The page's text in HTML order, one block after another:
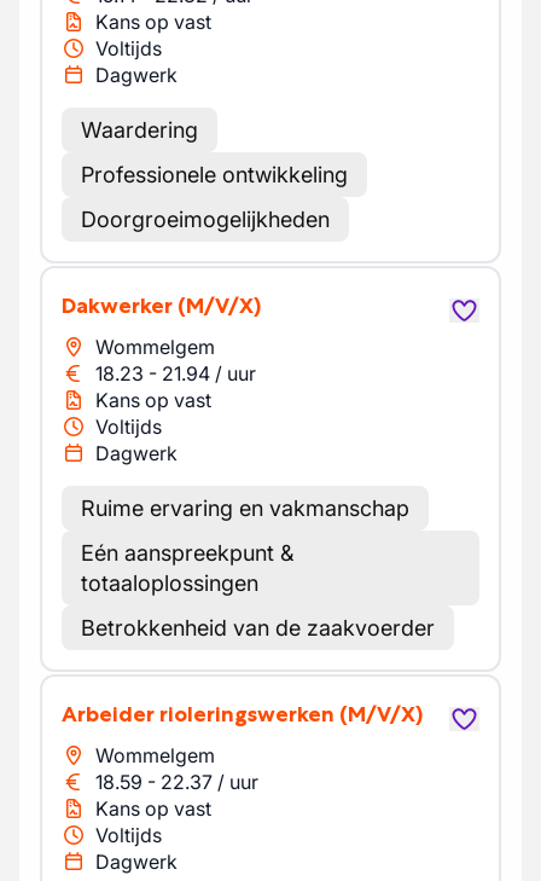
Kans op vast
Voltijds
Dagwerk
Waardering
Professionele ontwikkeling
Doorgroeimogelijkheden
Dakwerker (M/V/X)
Wommelgem
18.23 - 21.94 / uur
Kans op vast
Voltijds
Dagwerk
Ruime ervaring en vakmanschap
Eén aanspreekpunt &
totaaloplossingen
Betrokkenheid van de zaakvoerder
Arbeider rioleringswerken (M/V/X)
Wommelgem
18.59 - 22.37 / uur
Kans op vast
Voltijds
Dagwerk